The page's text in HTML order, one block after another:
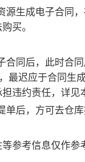
源生成电子合同
买。
同后，此时合
最迟应于合同
违约责任，详见
单后，方可去仓
参考信息仅作